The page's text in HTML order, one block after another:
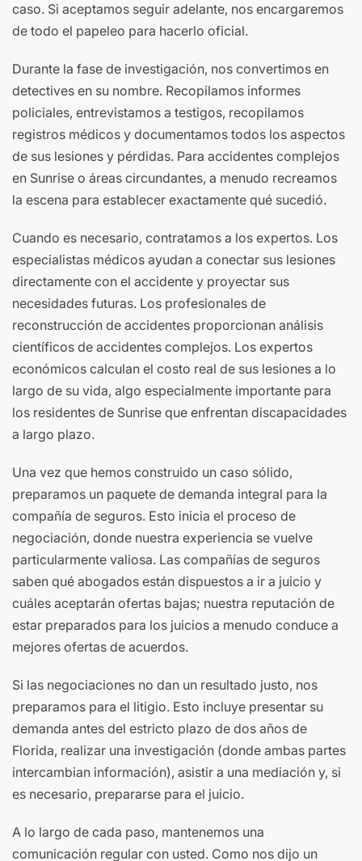
caso. Si aceptamos seguir adelante, nos encargaremos
de todo el papeleo para hacerlo oficial.
Durante la fase de investigación, nos convertimos en
detectives en su nombre. Recopilamos informes
policiales, entrevistamos a testigos, recopilamos
registros médicos y documentamos todos los aspectos
de sus lesiones y pérdidas. Para accidentes complejos
en Sunrise o áreas circundantes, a menudo recreamos
la escena para establecer exactamente qué sucedió.
Cuando es necesario, contratamos a los expertos. Los
especialistas médicos ayudan a conectar sus lesiones
directamente con el accidente y proyectar sus
necesidades futuras. Los profesionales de
reconstrucción de accidentes proporcionan análisis
científicos de accidentes complejos. Los expertos
económicos calculan el costo real de sus lesiones a lo
largo de su vida, algo especialmente importante para
los residentes de Sunrise que enfrentan discapacidades
a largo plazo.
Una vez que hemos construido un caso sólido,
preparamos un paquete de demanda integral para la
compañía de seguros. Esto inicia el proceso de
negociación, donde nuestra experiencia se vuelve
particularmente valiosa. Las compañías de seguros
saben qué abogados están dispuestos a ir a juicio y
cuáles aceptarán ofertas bajas; nuestra reputación de
estar preparados para los juicios a menudo conduce a
mejores ofertas de acuerdos.
Si las negociaciones no dan un resultado justo, nos
preparamos para el litigio. Esto incluye presentar su
demanda antes del estricto plazo de dos años de
Florida, realizar una investigación (donde ambas partes
intercambian información), asistir a una mediación y, si
es necesario, prepararse para el juicio.
A lo largo de cada paso, mantenemos una
comunicación regular con usted. Como nos dijo un